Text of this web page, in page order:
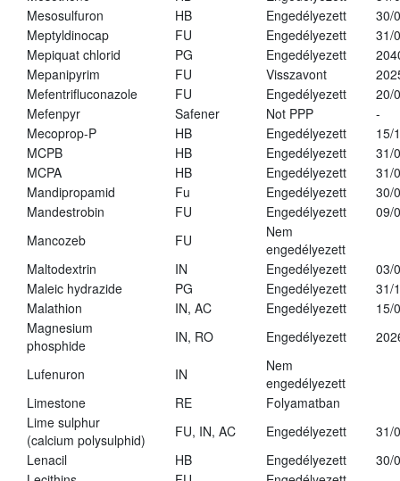
Mesosulfuron
HB Engedélyezett
30/
Meptyldinocap
FU Engedélyezett
31/
Mepiquat chlorid
PG Engedélyezett
Mepanipyrim
FU Visszavont
Mefentrifluconazole
FU Engedélyezett
20/
Mefenpyr
Safener Not PPP
-
Mecoprop-P
HB Engedélyezett
15/
MCPB
HB Engedélyezett
31/
MCPA
HB Engedélyezett
31/
Mandipropamid
Fu Engedélyezett
30/
Mandestrobin
FU Engedélyezett
09/
Mancozeb
FU
Nem
engedélyezett
Maltodextrin
IN Engedélyezett
03/
Maleic hydrazide
PG Engedélyezett
31/
Malathion
IN, AC Engedélyezett
15/
Magnesium
phosphide
IN, RO Engedélyezett
Lufenuron IN
Nem
engedélyezett
Limestone
RE
Folyamatban
Lime sulphur
(calcium polysulphid)
FU, IN, AC Engedélyezett
31/
Lenacil
HB Engedélyezett
30/